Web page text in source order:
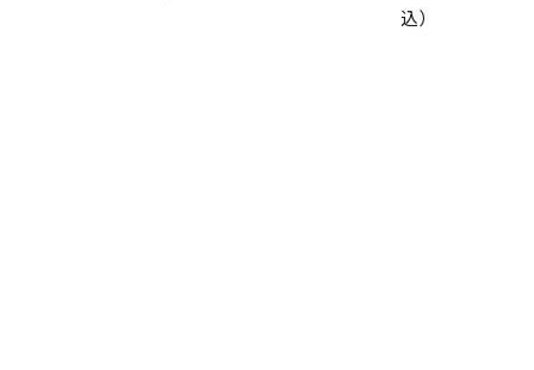
込）